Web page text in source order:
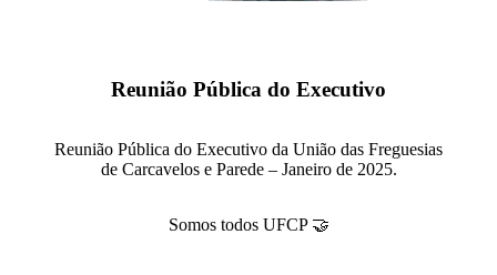
Reunião Pública do Executivo
Reunião Pública do Executivo da União das Freguesias
de Carcavelos e Parede – Janeiro de 2025.
Somos todos UFCP 🤝